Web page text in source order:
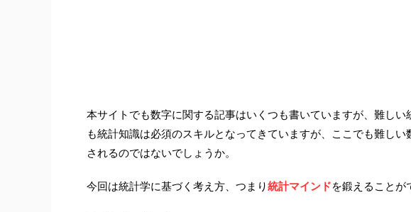
本サイトでも数字に関する記事はいくつも書いていますが、難し
も統計知識は必須のスキルとなってきていますが、ここでも難し
されるのではないでしょうか。
今回は統計学に基づく考え方、つまり統計マインドを鍛えることが